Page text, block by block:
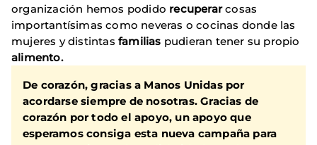
organización hemos podido recuperarcosas
importantísimas como neveras o cocinas donde las
mujeres y distintas familias pudieran tener su propio
alimento.
De corazón, gracias a Manos Unidas por
acordarse siempre de nosotras. Gracias de
corazón por todo el apoyo, un apoyo que
esperamos consiga esta nueva campaña para